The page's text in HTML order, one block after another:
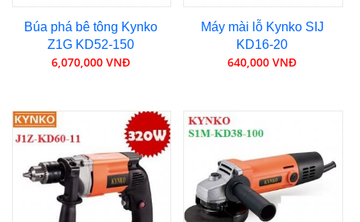
Búa phá bê tông Kynko
Z1G KD52-150
6,070,000 VNĐ
Máy mài lỗ Kynko SIJ
KD16-20
640,000 VNĐ